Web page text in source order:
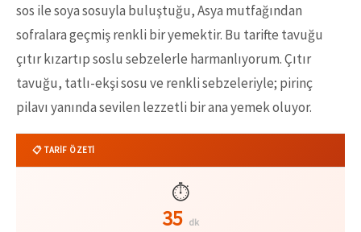
sos ile soya sosuyla buluştuğu, Asya mutfağından
sofralara geçmiş renkli bir yemektir. Bu tarifte tavuğu
çıtır kızartıp soslu sebzelerle harmanlıyorum. Çıtır
tavuğu, tatlı-ekşi sosu ve renkli sebzeleriyle; pirinç
pilavı yanında sevilen lezzetli bir ana yemek oluyor.
📋 TARİF ÖZETİ
⏱️
35 dk